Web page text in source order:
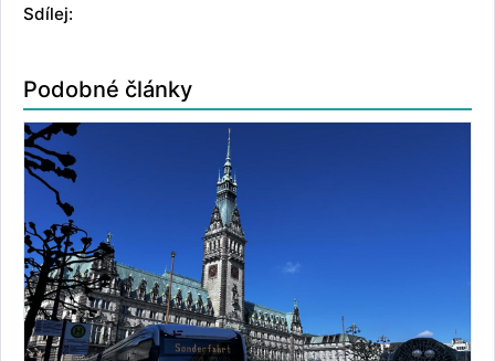
Sdílej:
Podobné články